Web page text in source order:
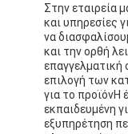
Στην εταιρεία
και υπηρεσίες
να
και την ορθή
επαγγελματική
επιλογή των
για το προϊόνΗ
εκπαιδευμένη
εξυπηρέτηση